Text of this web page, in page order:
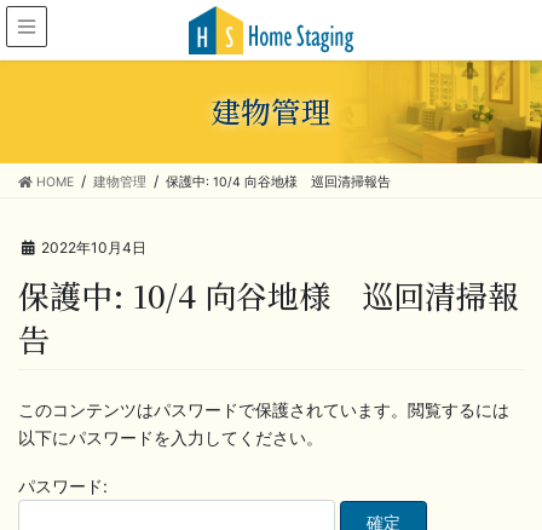
建物管理
HOME 建物管理 保護中: 10/4 向谷地様 巡回清掃報告
2022年10月4日
保護中: 10/4 向谷地様 巡回清掃報
告
このコンテンツはパスワードで保護されています。閲覧するには
以下にパスワードを入力してください。
パスワード: